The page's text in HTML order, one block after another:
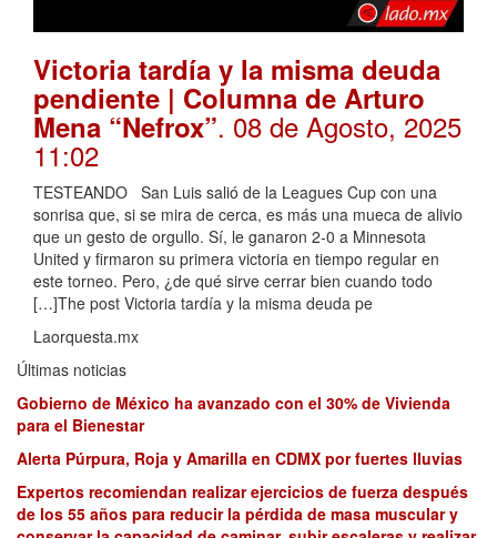
Victoria tardía y la misma deuda
pendiente | Columna de Arturo
Mena “Nefrox”. 08 de Agosto, 2025
11:02
TESTEANDO San Luis salió de la Leagues Cup con una
sonrisa que, si se mira de cerca, es más una mueca de alivio
que un gesto de orgullo. Sí, le ganaron 2-0 a Minnesota
United y firmaron su primera victoria en tiempo regular en
este torneo. Pero, ¿de qué sirve cerrar bien cuando todo
[…]The post Victoria tardía y la misma deuda pe
Laorquesta.mx
Últimas noticias
Gobierno de México ha avanzado con el 30% de Vivienda
para el Bienestar
Alerta Púrpura, Roja y Amarilla en CDMX por fuertes lluvias
Expertos recomiendan realizar ejercicios de fuerza después
de los 55 años para reducir la pérdida de masa muscular y